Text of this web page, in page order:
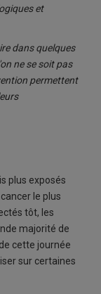
et
dans quelques
ne se soit pas
permettent
plus exposés
le plus
tôt, les
majorité de
cette journée
sur certaines